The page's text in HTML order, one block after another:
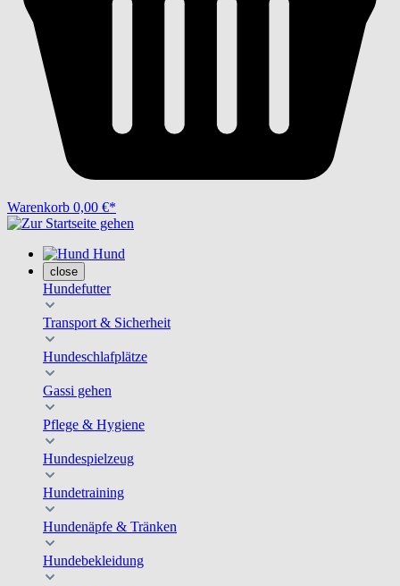
Warenkorb 0,00 €*
Hund
close
Hundefutter
Transport & Sicherheit
Hundeschlafplätze
Gassi gehen
Pflege & Hygiene
Hundespielzeug
Hundetraining
Hundenäpfe & Tränken
Hundebekleidung